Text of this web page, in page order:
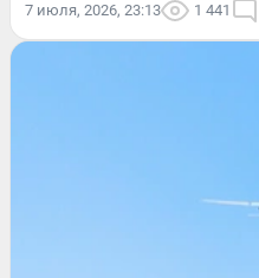
7 июля, 2026, 23:13 1 441